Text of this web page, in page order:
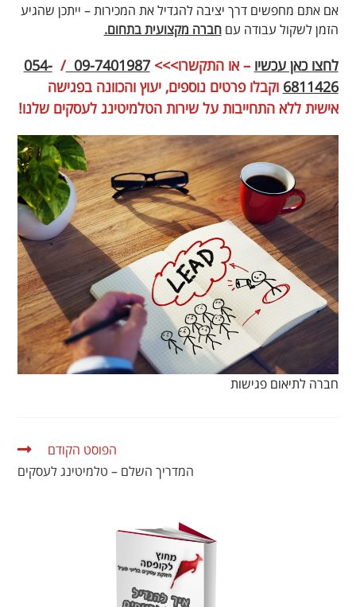
אם אתם מחפשים דרך יציבה להגדיל את המכירות – ייתכן שהגיע
הזמן לשקול עבודה עםחברה מקצועית בתחום.
לחצו כאן עכשיו – או התקשרו>>>09-7401987
/
054-
6811426 וקבלו פרטים נוספים, יעוץ והכוונה בפגישה
אישית ללא התחייבות על שירות הטלמיטינג לעסקים שלנו!
חברה לתיאום פגישות
הפוסט הקודם
המדריך השלם – טלמיטינג לעסקים